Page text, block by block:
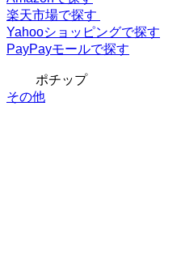
楽天市場で探す
Yahooショッピングで探す
PayPayモールで探す
ポチップ
その他